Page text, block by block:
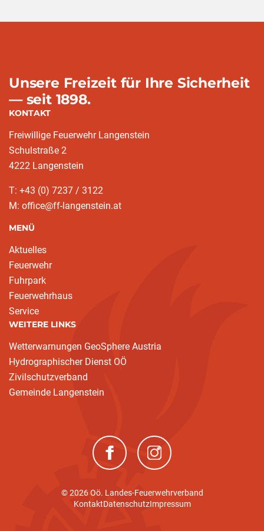
Unsere Freizeit für Ihre Sicherheit
— seit 1898.
KONTAKT
Freiwillige Feuerwehr Langenstein
Schulstraße 2
4222 Langenstein
T: +43 (0) 7237 / 3122
M: office@ff-langenstein.at
MENÜ
Aktuelles
Feuerwehr
Fuhrpark
Feuerwehrhaus
Service
WEITERE LINKS
Wetterwarnungen GeoSphere Austria
Hydrographischer Dienst OÖ
Zivilschutzverband
Gemeinde Langenstein
(neues Fenster)(neues Fenster)
© 2026 Oö. Landes-Feuerwehrverband
KontaktDatenschutzImpressum